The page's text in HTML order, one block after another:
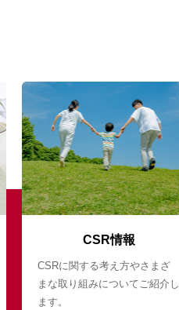
CSR情報
CSRに関する考え方やさまざ
まな取り組みについてご紹介し
ます。